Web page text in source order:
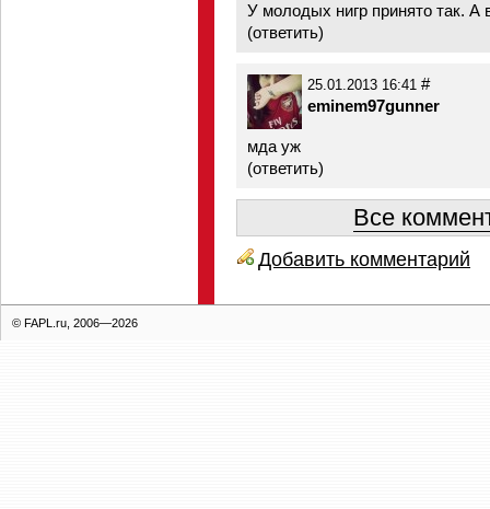
У молодых нигр принято так. А
(ответить)
25.01.2013 16:41 #
eminem97gunner
мда уж
(ответить)
Все
Добавить комментарий
© FAPL.ru, 2006—2026